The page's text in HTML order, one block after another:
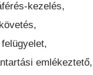
kezelés,
emlékeztető,